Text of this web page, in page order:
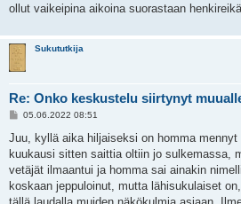
ollut vaikeipina aikoina suorastaan henkireikä.
Sukututkija
Re: Onko keskustelu siirtynyt
V
e
t
i
05.06.2022 08:51
Juu, kyllä aika hiljaiseksi on homma
kuukausi sitten saittia oltiin jo sulkemassa,
vetäjät ilmaantui ja homma sai ainakin
koskaan jeppuloinut, mutta lähisukulaiset